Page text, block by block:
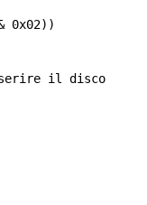
0x02))
il disco